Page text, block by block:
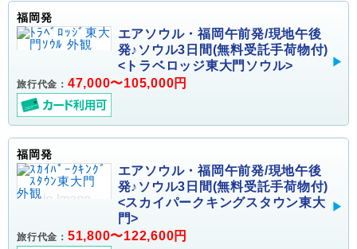
福岡発
エアソウル・福岡午前発/現地午後
発♪ソウル3日間(無料受託手荷物付)
<トラベロッジ東大門ソウル>
旅行代金： 47,000〜105,000円
福岡発
エアソウル・福岡午前発/現地午後
発♪ソウル3日間(無料受託手荷物付)
<スカイパークキングスタウン東大
門>
旅行代金： 51,800〜122,600円